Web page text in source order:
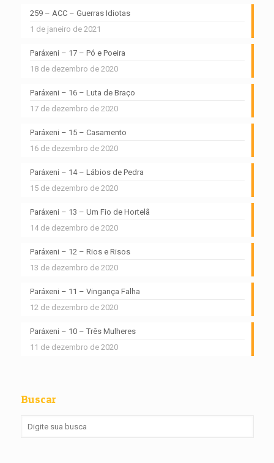
259 – ACC – Guerras Idiotas
1 de janeiro de 2021
Paráxeni – 17 – Pó e Poeira
18 de dezembro de 2020
Paráxeni – 16 – Luta de Braço
17 de dezembro de 2020
Paráxeni – 15 – Casamento
16 de dezembro de 2020
Paráxeni – 14 – Lábios de Pedra
15 de dezembro de 2020
Paráxeni – 13 – Um Fio de Hortelã
14 de dezembro de 2020
Paráxeni – 12 – Rios e Risos
13 de dezembro de 2020
Paráxeni – 11 – Vingança Falha
12 de dezembro de 2020
Paráxeni – 10 – Três Mulheres
11 de dezembro de 2020
Buscar